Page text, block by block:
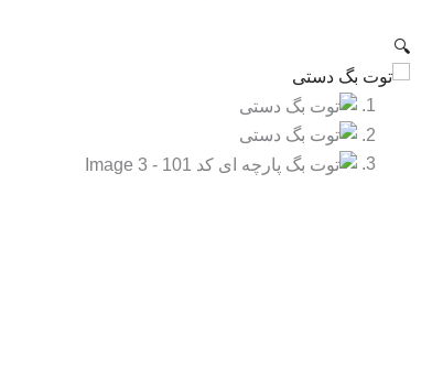
🔍